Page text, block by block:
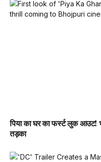
पिया का घर का फर्स्ट लुक आउट!
तड़का